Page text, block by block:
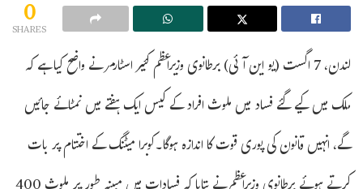
0
SHARES
لندن، 7 اگست (یو این آئی) برطانوی وزیراعظم کئیر اسٹارمر نے واضح کیا ہے کہ
ملک میں کیے گئے فساد میں ملوث افراد کے کیس ایک ہفتے میں نمٹائے جائیں
گے، انہیں قانون کی پوری قوت کا اندازہ ہوگا۔کوبرا میٹنگ کے اختتام پر بات